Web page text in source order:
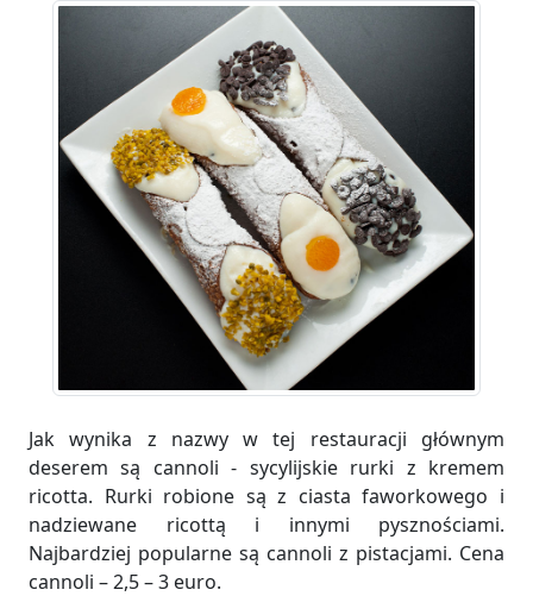
Jak wynika z nazwy w tej restauracji głównym
deserem są cannoli - sycylijskie rurki z kremem
ricotta. Rurki robione są z ciasta faworkowego i
nadziewane ricottą i innymi pysznościami.
Najbardziej popularne są cannoli z pistacjami. Cena
cannoli – 2,5 – 3 euro.